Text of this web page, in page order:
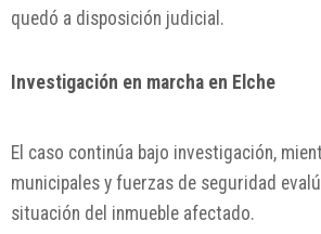
quedó a disposición judicial.
Investigación en marcha en Elche
El caso continúa bajo investigación,
municipales y fuerzas de seguridad
situación del inmueble afectado.